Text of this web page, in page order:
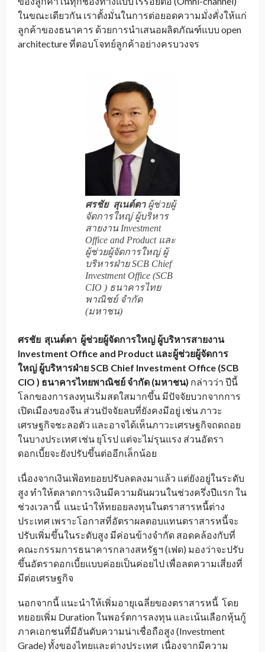
ในขณะเดียวกัน เราตั้งมั่นในการต่อยอดความมั่งคั่งให้แก่
ลูกค้าของธนาคาร ด้วยการนำเสนอผลิตภัณฑ์แบบ open
architecture ที่ตอบโจทย์ลูกค้าอย่างครบวงจร
ศรชัย สุเนต์ตาผู้ช่วยผู้
จัดการใหญ่ ผู้บริหาร
สายงาน Investment
Office and Product และ
ผู้ช่วยผู้จัดการใหญ่ ผู้
บริหารฝ่าย SCB Chief
Investment Office (SCB
CIO ) ธนาคารไทย
พาณิชย์ จำกัด
(มหาชน)
ศรชัย สุเนต์ตา ผู้ช่วยผู้จัดการใหญ่ ผู้บริหารสายงาน
Investment Office and Product และผู้ช่วยผู้จัดการ
ใหญ่ ผู้บริหารฝ่าย SCB Chief Investment Office (SCB
CIO ) ธนาคารไทยพาณิชย์ จำกัด (มหาชน) กล่าวว่า ปีนี้
โลกของการลงทุนเริ่มสดใสมากขึ้น มีปัจจัยบวกจากการ
เปิดเมืองของจีน ส่วนปัจจัยลบที่ยังคงมีอยู่ เช่น ภาวะ
เศรษฐกิจชะลอตัว และอาจได้เห็นภาวะเศรษฐกิจถดถอย
ในบางประเทศ เช่น ยุโรป แต่จะไม่รุนแรง ส่วนอัตรา
ดอกเบี้ยจะยังปรับขึ้นต่ออีกเล็กน้อย
เนื่องจากเงินเฟ้อทยอยปรับลดลงมาแล้ว แต่ยังอยู่ในระดับ
สูง ทำให้ตลาดการเงินมีความผันผวนในช่วงครึ่งปีแรก ใน
ช่วงเวลานี้ แนะนำให้ทยอยลงทุนในตราสารหนี้ต่าง
ประเทศ เพราะโอกาสที่อัตราผลตอบแทนตราสารหนี้จะ
ปรับเพิ่มขึ้นในระดับสูง มีค่อนข้างจำกัด สอดคล้องกับที่
คณะกรรมการธนาคารกลางสหรัฐฯ (เฟด) มองว่าจะปรับ
ขึ้นอัตราดอกเบี้ยแบบค่อยเป็นค่อยไป เพื่อลดความเสี่ยงที่
มีต่อเศรษฐกิจ
นอกจากนี้ แนะนำให้เพิ่มอายุเฉลี่ยของตราสารหนี้ โดย
ทยอยเพิ่ม Duration ในพอร์ตการลงทุน และเน้นเลือกหุ้นกู้
ภาคเอกชนที่มีอันดับความน่าเชื่อถือสูง (Investment
Grade) ทั้งของไทยและต่างประเทศ เนื่องจากมีความ